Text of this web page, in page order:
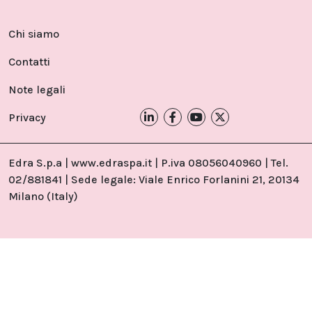
Chi siamo
Contatti
Note legali
Privacy
Edra S.p.a | www.edraspa.it | P.iva 08056040960 | Tel.
02/881841 | Sede legale: Viale Enrico Forlanini 21, 20134
Milano (Italy)